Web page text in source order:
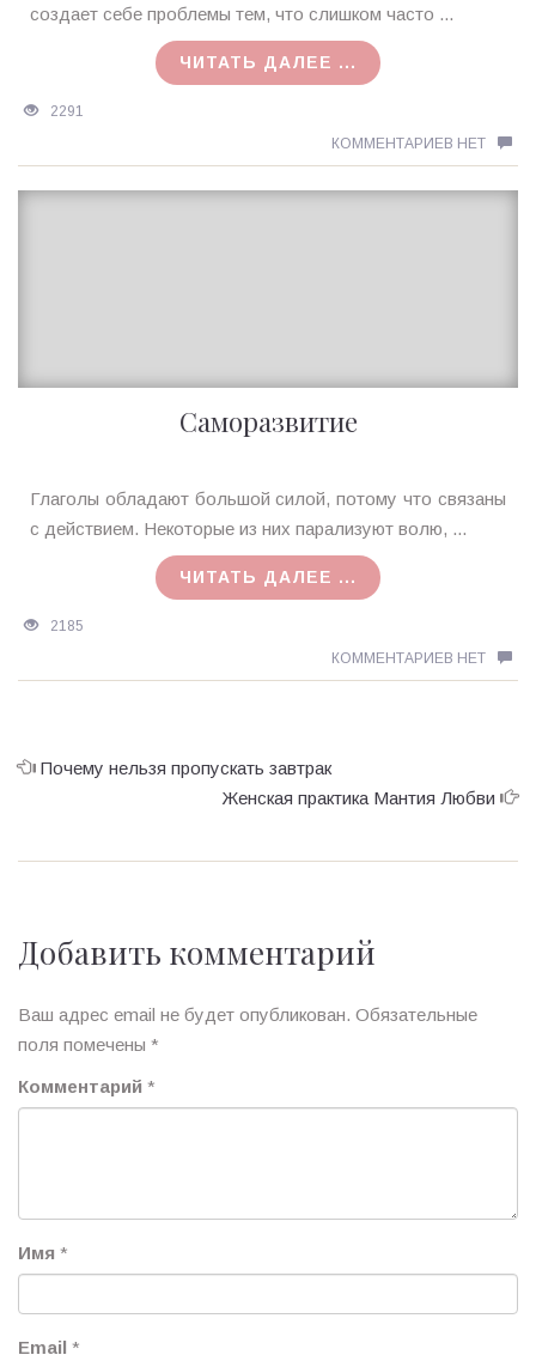
MagicTantra
создает себе проблемы тем, что слишком часто ...
ЧИТАТЬ ДАЛЕЕ ...
2291
КОММЕНТАРИЕВ НЕТ
Саморазвитие
Ирина
MagicTantra
Глаголы обладают большой силой, потому что связаны
с действием. Некоторые из них парализуют волю, ...
ЧИТАТЬ ДАЛЕЕ ...
2185
КОММЕНТАРИЕВ НЕТ
Почему нельзя пропускать завтрак
Женская практика Мантия Любви
Добавить комментарий
Ваш адрес email не будет опубликован. Обязательные
поля помечены *
Комментарий *
Имя *
Email *